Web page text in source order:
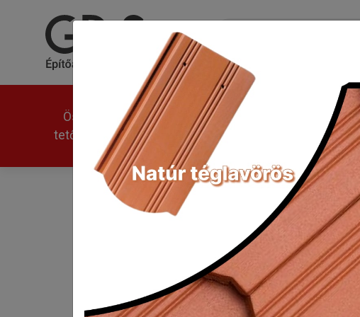
Összes
tetőcserép
Univerzális
Tondach V11 alapcserép
Tondach V11 alapcserép
Állapot: Nem rendelhető